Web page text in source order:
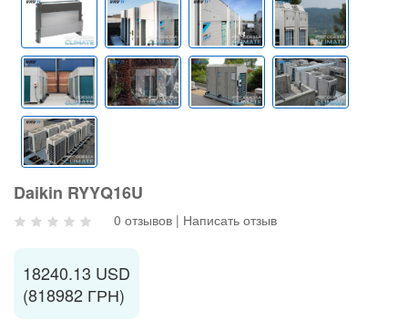
Daikin RYYQ16U
0 отзывов | Написать отзыв
18240.13 USD
(818982 ГРН)